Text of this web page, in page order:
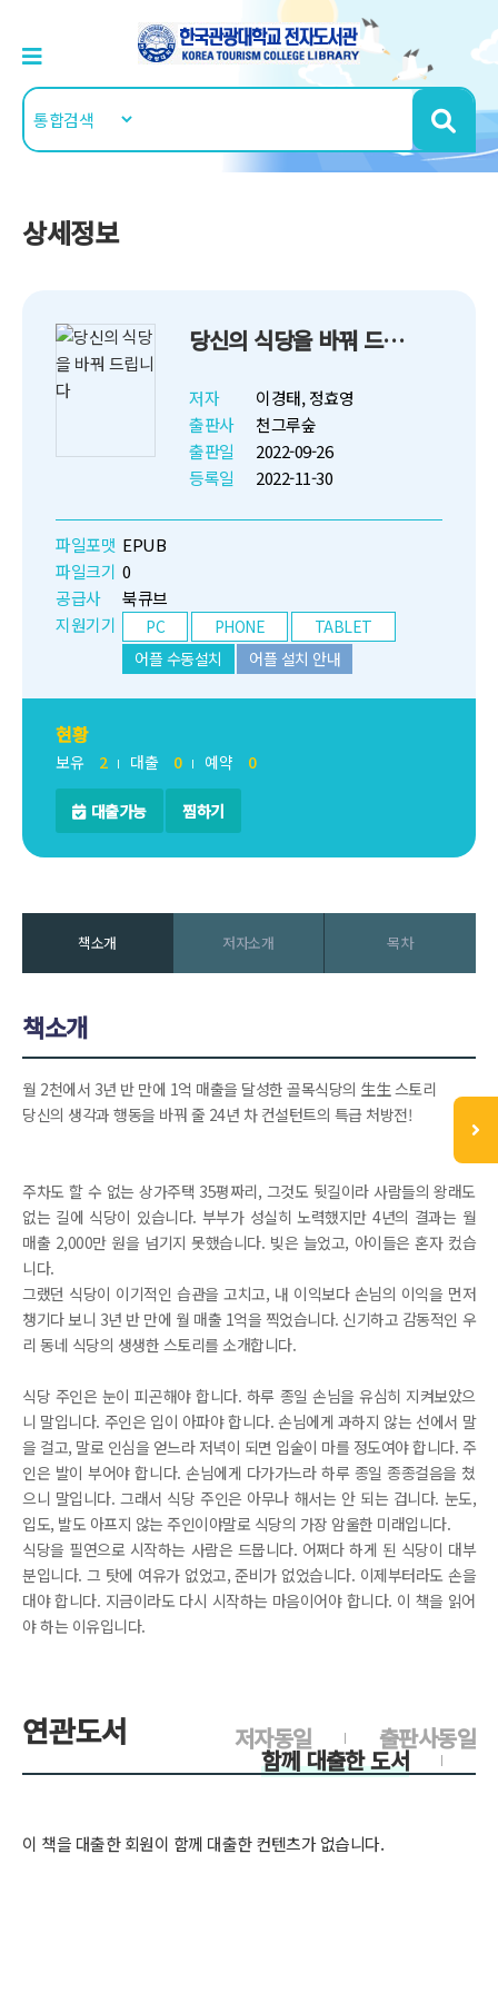
상세정보
당신의 식당을 바꿔 드립니다
저자
이경태, 정효영
출판사
천그루숲
출판일
2022-09-26
등록일
2022-11-30
파일포맷 EPUB
파일크기 0
공급사
북큐브
지원기기
PC PHONE
TABLET
어플 수동설치
어플 설치 안내
현황
보유 2 대출 0 예약 0
대출가능 찜하기
책소개 저자소개 목차
책소개
월 2천에서 3년 반 만에 1억 매출을 달성한 골목식당의 生生 스토리
당신의 생각과 행동을 바꿔 줄 24년 차 컨설턴트의 특급 처방전!
주차도 할 수 없는 상가주택 35평짜리, 그것도 뒷길이라 사람들의 왕래도
없는 길에 식당이 있습니다. 부부가 성실히 노력했지만 4년의 결과는 월
매출 2,000만 원을 넘기지 못했습니다. 빚은 늘었고, 아이들은 혼자 컸습
니다.
그랬던 식당이 이기적인 습관을 고치고, 내 이익보다 손님의 이익을 먼저
챙기다 보니 3년 반 만에 월 매출 1억을 찍었습니다. 신기하고 감동적인 우
리 동네 식당의 생생한 스토리를 소개합니다.
식당 주인은 눈이 피곤해야 합니다. 하루 종일 손님을 유심히 지켜보았으
니 말입니다. 주인은 입이 아파야 합니다. 손님에게 과하지 않는 선에서 말
을 걸고, 말로 인심을 얻느라 저녁이 되면 입술이 마를 정도여야 합니다. 주
인은 발이 부어야 합니다. 손님에게 다가가느라 하루 종일 종종걸음을 쳤
으니 말입니다. 그래서 식당 주인은 아무나 해서는 안 되는 겁니다. 눈도,
입도, 발도 아프지 않는 주인이야말로 식당의 가장 암울한 미래입니다.
식당을 필연으로 시작하는 사람은 드뭅니다. 어쩌다 하게 된 식당이 대부
분입니다. 그 탓에 여유가 없었고, 준비가 없었습니다. 이제부터라도 손을
대야 합니다. 지금이라도 다시 시작하는 마음이어야 합니다. 이 책을 읽어
야 하는 이유입니다.
연관도서 출판사동일
저자동일
함께 대출한 도서
이 책을 대출한 회원이 함께 대출한 컨텐츠가 없습니다.